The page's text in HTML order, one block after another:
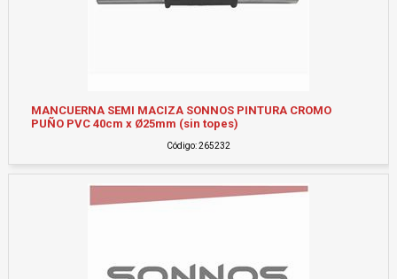
MANCUERNA SEMI MACIZA SONNOS PINTURA CROMO
PUÑO PVC 40cm x Ø25mm (sin topes)
Código: 265232